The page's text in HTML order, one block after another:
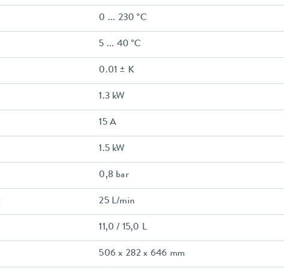
0 ... 230 °C
5 ... 40 °C
0.01 ± K
1.3 kW
15 A
1.5 kW
0,8 bar
25 L/min
11,0 / 15,0 L
506 x 282 x 646 mm